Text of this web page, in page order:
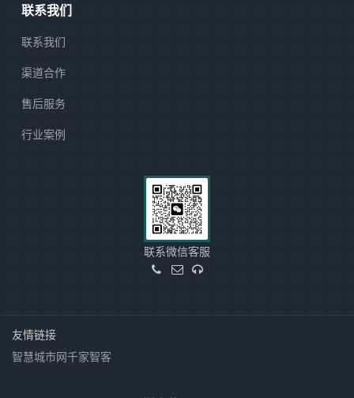
联系我们
联系我们
渠道合作
售后服务
行业案例
联系微信客服
友情链接
智慧城市网千家智客